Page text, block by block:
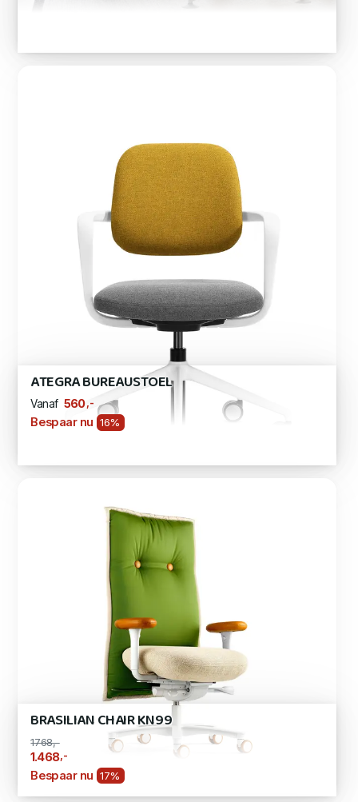
ATEGRA BUREAUSTOEL
Vanaf 560 ,-
Bespaar nu 16%
BRASILIAN CHAIR KN99
1768,-
1.468,-
Bespaar nu 17%